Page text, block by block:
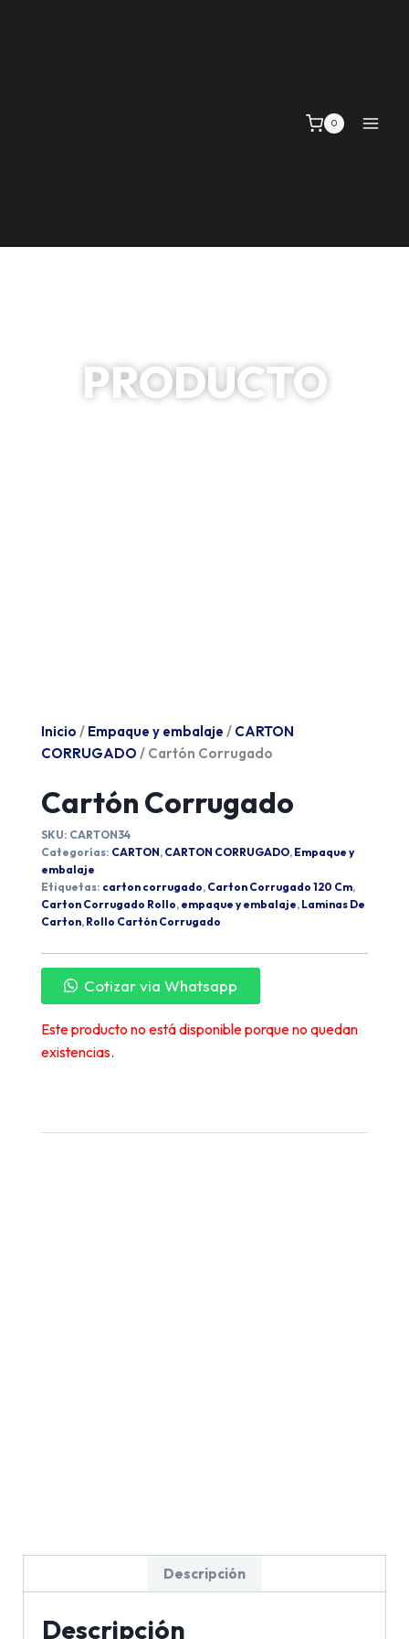
0
PRODUCTO
Inicio / Empaque y embalaje / CARTON
CORRUGADO / Cartón Corrugado
Cartón Corrugado
SKU: CARTON34
Categorías: CARTON, CARTON CORRUGADO, Empaque y
embalaje
Etiquetas: carton corrugado, Carton Corrugado 120 Cm,
Carton Corrugado Rollo, empaque y embalaje, Laminas De
Carton, Rollo Cartón Corrugado
Cotizar via Whatsapp
Este producto no está disponible porque no quedan
existencias.
Descripción
Descripción